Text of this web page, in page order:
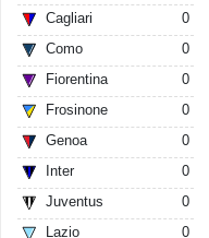
Cagliari
0
Como
0
Fiorentina
0
Frosinone
0
Genoa
0
Inter
0
Juventus
0
Lazio
0